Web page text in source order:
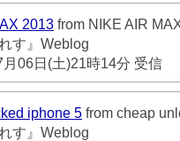
2013 from NIKE AIR
す』Weblog
06日(土)21時14分 受信
iphone 5 from cheap
す』Weblog